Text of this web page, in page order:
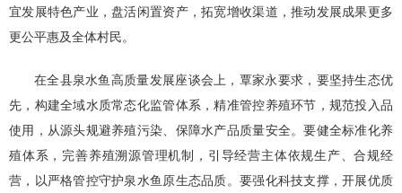
宜发展特色产业，盘活闲置资产，拓宽增收渠道，推动发展成果更多
更公平惠及全体村民。
在全县泉水鱼高质量发展座谈会上，覃家永要求，要坚持生态优
先，构建全域水质常态化监管体系，精准管控养殖环节，规范投入品
使用，从源头规避养殖污染、保障水产品质量安全。要健全标准化养
殖体系，完善养殖溯源管理机制，引导经营主体依规生产、合规经
营，以严格管控守护泉水鱼原生态品质。要强化科技支撑，开展优质